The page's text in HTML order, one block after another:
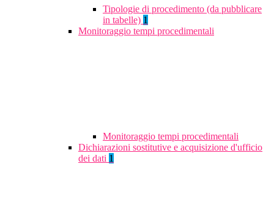
Tipologie di procedimento (da pubblicare
in tabelle) 1
Monitoraggio tempi procedimentali
Monitoraggio tempi procedimentali
Dichiarazioni sostitutive e acquisizione d'ufficio
dei dati 1